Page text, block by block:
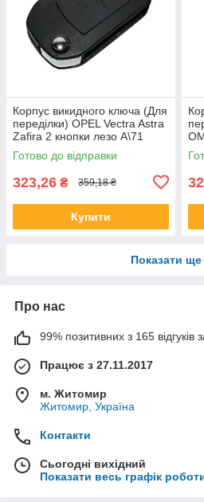
Корпус викидного ключа (Для
переділки) OPEL Vectra Astra
Zafira 2 кнопки лезо A\71
Готово до відправки
323,26 ₴ 359,18 ₴
Купити
Показати ще
Про нас
99% позитивних з 165 відгуків
Працює з 27.11.2017
м. Житомир
Житомир, Україна
Контакти
Сьогодні вихідний
Показати весь графік